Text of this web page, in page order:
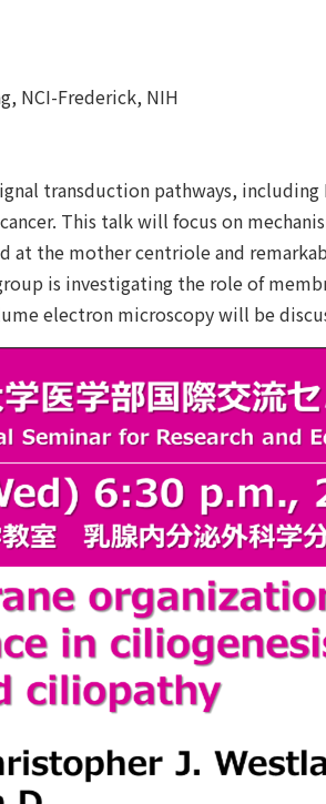
NCI-Frederick, NIH
transduction pathways,
This talk will focus on
at the mother centriole and
is investigating the role of
electron microscopy will be